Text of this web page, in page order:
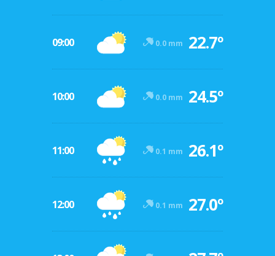
09:00 0.0 mm 22.7º
10:00 0.0 mm 24.5º
11:00 0.1 mm 26.1º
12:00 0.1 mm 27.0º